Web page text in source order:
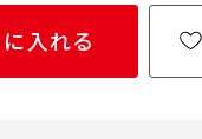
ービス」には、手提
ておりません。手提
れる場合は、以下よ
ジ入れる